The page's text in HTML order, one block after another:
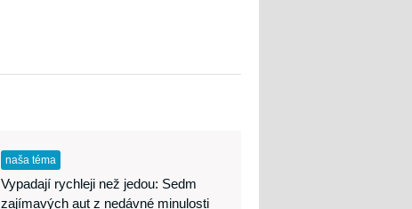
naša téma
Vypadají rychleji než jedou: Sedm
zajímavých aut z nedávné minulosti